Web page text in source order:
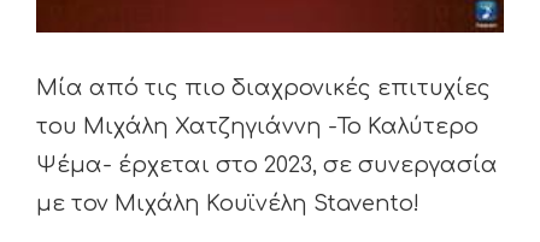
Μία από τις πιο διαχρονικές επιτυχίες
του Μιχάλη Χατζηγιάννη -Το Καλύτερο
Ψέμα- έρχεται στο 2023, σε συνεργασία
με τον Μιχάλη Κουϊνέλη Stavento!